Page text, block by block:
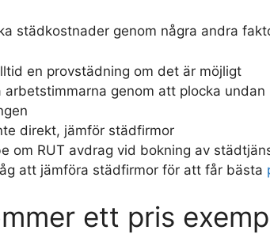
städkostnader genom några andra
en provstädning om det är möjligt
arbetstimmarna genom att plocka undan
direkt, jämför städfirmor
om RUT avdrag vid bokning av
att jämföra städfirmor för att får bästa
ett pris